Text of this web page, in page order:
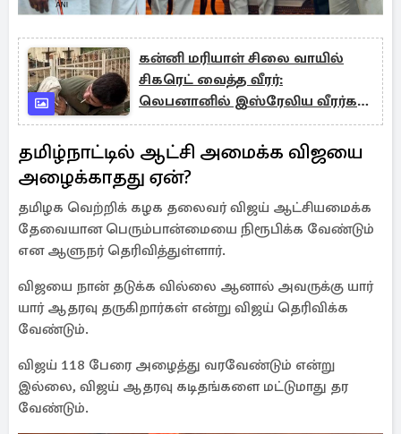
கன்னி மரியாள் சிலை வாயில்
சிகரெட் வைத்த வீரர்:
லெபனானில் இஸ்ரேலிய வீரர்கள்
அத்துமீறல்
தமிழ்நாட்டில் ஆட்சி அமைக்க விஜயை
அழைக்காதது ஏன்?
தமிழக வெற்றிக் கழக தலைவர் விஜய் ஆட்சியமைக்க
தேவையான பெரும்பான்மையை நிரூபிக்க வேண்டும்
என ஆளுநர் தெரிவித்துள்ளார்.
விஜயை நான் தடுக்க வில்லை ஆனால் அவருக்கு யார்
யார் ஆதரவு தருகிறார்கள் என்று விஜய் தெரிவிக்க
வேண்டும்.
விஜய் 118 பேரை அழைத்து வரவேண்டும் என்று
இல்லை, விஜய் ஆதரவு கடிதங்களை மட்டுமாது தர
வேண்டும்.